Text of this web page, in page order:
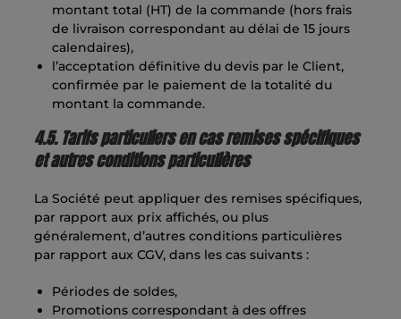
montant total (HT) de la commande (hors frais
de livraison correspondant au délai de 15 jours
calendaires),
l’acceptation définitive du devis par le Client,
confirmée par le paiement de la totalité du
montant la commande.
4.5. Tarifs particuliers en cas remises spécifiques
et autres conditions particulières
La Société peut appliquer des remises spécifiques,
par rapport aux prix affichés, ou plus
généralement, d’autres conditions particulières
par rapport aux CGV, dans les cas suivants :
Périodes de soldes,
Promotions correspondant à des offres